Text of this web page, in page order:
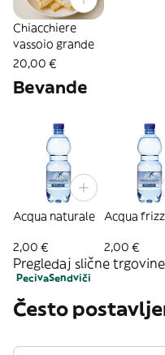
Chiacchiere
vassoio grande
20,00 €
Bevande
Acqua naturale
2,00 €
Acqua
2,00 €
Pregledaj slične
PecivaSendviči
Često